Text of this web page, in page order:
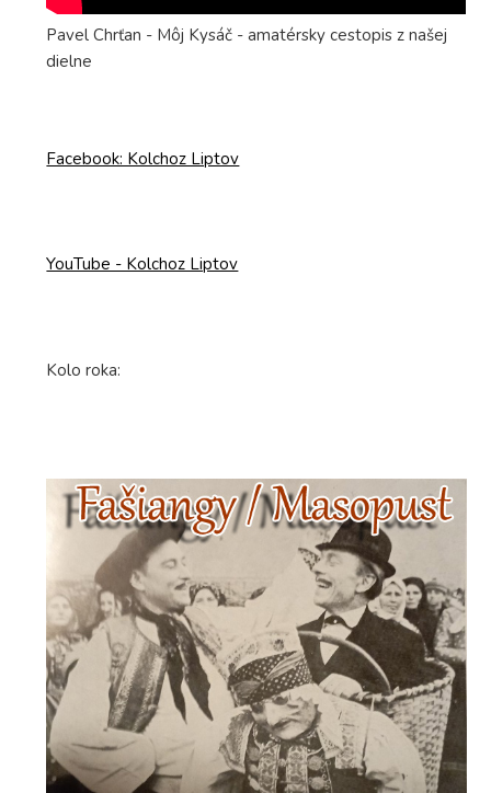
Pavel Chrťan - Môj Kysáč - amatérsky cestopis z našej
dielne
Facebook: Kolchoz Liptov
YouTube - Kolchoz Liptov
Kolo roka: